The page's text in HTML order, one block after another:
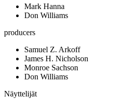
Mark Hanna
Don Williams
producers
Samuel Z. Arkoff
James H. Nicholson
Monroe Sachson
Don Williams
Näyttelijät